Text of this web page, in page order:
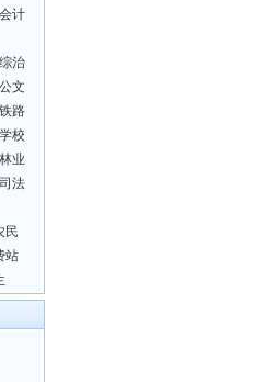
会计
综治
公文
铁路
学校
林业
司法
民
站